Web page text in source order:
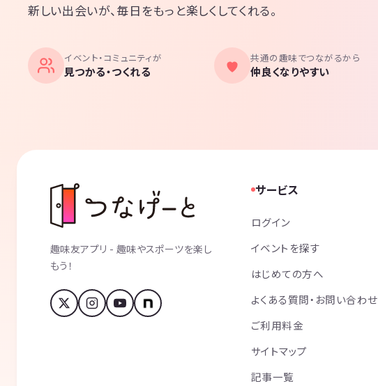
新しい出会いが、毎日をもっと楽しくしてくれる。
イベント・コミュニティが
見つかる・つくれる
共通の趣味でつながるから
仲良くなりやすい
趣味友アプリ - 趣味やスポーツを楽し
もう！
サービス
ログイン
イベントを探す
はじめての方へ
よくある質問・お問い合わせ
ご利用料金
サイトマップ
記事一覧